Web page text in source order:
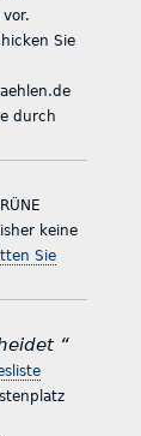
Sie
durch
keine
Sie
“